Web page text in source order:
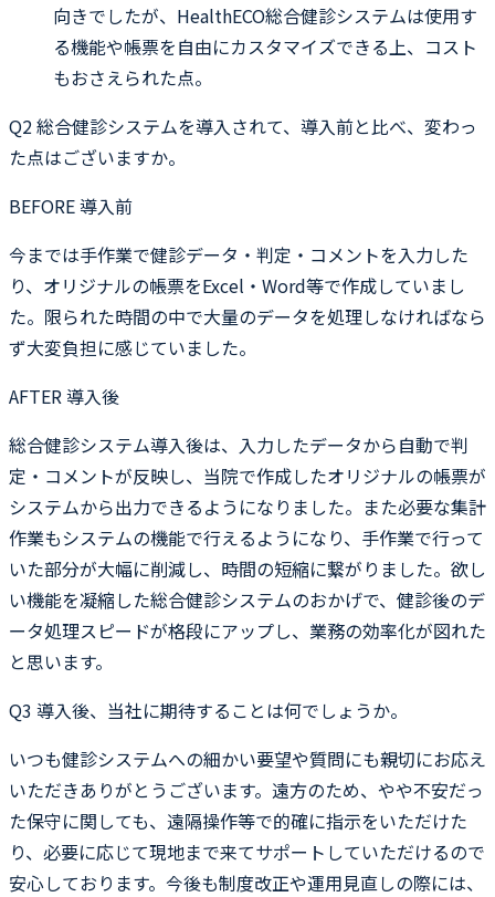
向きでしたが、HealthECO総合健診システムは使用す
る機能や帳票を自由にカスタマイズできる上、コスト
もおさえられた点。
Q2総合健診システムを導入されて、導入前と比べ、変わっ
た点はございますか。
BEFORE 導入前
今までは手作業で健診データ・判定・コメントを入力した
り、オリジナルの帳票をExcel・Word等で作成していまし
た。限られた時間の中で大量のデータを処理しなければなら
ず大変負担に感じていました。
AFTER 導入後
総合健診システム導入後は、入力したデータから自動で判
定・コメントが反映し、当院で作成したオリジナルの帳票が
システムから出力できるようになりました。また必要な集計
作業もシステムの機能で行えるようになり、手作業で行って
いた部分が大幅に削減し、時間の短縮に繋がりました。欲し
い機能を凝縮した総合健診システムのおかげで、健診後のデ
ータ処理スピードが格段にアップし、業務の効率化が図れた
と思います。
Q3 導入後、当社に期待することは何でしょうか。
いつも健診システムへの細かい要望や質問にも親切にお応え
いただきありがとうございます。遠方のため、やや不安だっ
た保守に関しても、遠隔操作等で的確に指示をいただけた
り、必要に応じて現地まで来てサポートしていただけるので
安心しております。今後も制度改正や運用見直しの際には、